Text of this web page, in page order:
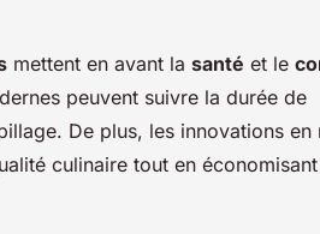
mettent en avant la santé et le
peuvent suivre la durée de
De plus, les innovations en
culinaire tout en